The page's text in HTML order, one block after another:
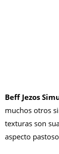
Beff Jezos
muchos otros
texturas son
aspecto